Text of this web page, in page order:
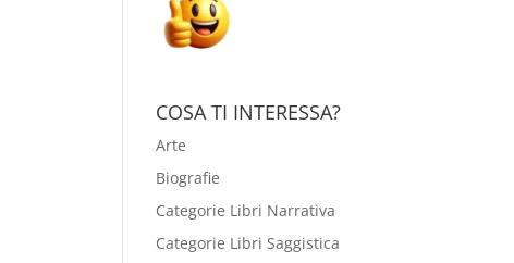
COSA TI INTERESSA?
Arte
Biografie
Categorie Libri Narrativa
Categorie Libri Saggistica